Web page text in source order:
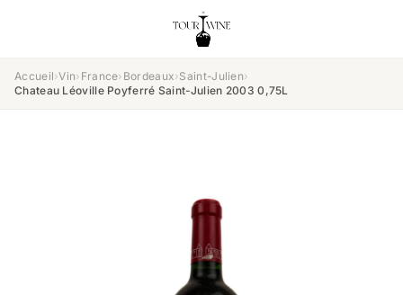
Accueil›Vin› France› Bordeaux›Saint-Julien›
Chateau Léoville Poyferré Saint-Julien 2003 0,75L